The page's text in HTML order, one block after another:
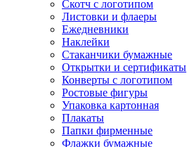
Скотч с логотипом
Листовки и флаеры
Ежедневники
Наклейки
Стаканчики бумажные
Открытки и сертификаты
Конверты с логотипом
Ростовые фигуры
Упаковка картонная
Плакаты
Папки фирменные
Флажки бумажные